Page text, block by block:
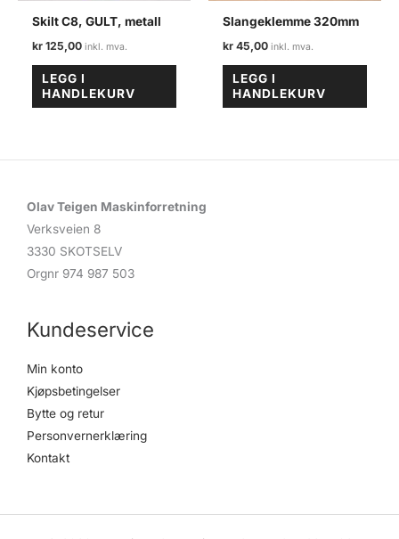
Skilt C8, GULT, metall
kr 125,00
LEGG I
HANDLEKURV
Slangeklemme 320mm
kr 45,00
LEGG I
HANDLEKURV
Olav Teigen Maskinforretning
Verksveien 8
3330 SKOTSELV
Orgnr 974 987 503
Kundeservice
Min konto
Kjøpsbetingelser
Bytte og retur
Personvernerklæring
Kontakt